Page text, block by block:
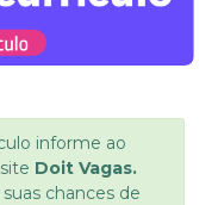
informe ao
Doit Vagas.
chances de